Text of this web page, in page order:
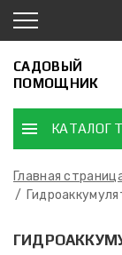
САДОВЫЙ
ПОМОЩНИК
КАТАЛОГ
Главная